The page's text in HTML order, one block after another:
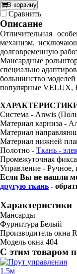
В корзину
Cравнить
Описание
Отличительная
механизм,
долговременную
Мансардные
специально
большинство
популярные VELUX,
Система - Anwis
Материал карниза -
Материал
Материал нижней
Полотно - Ткань -
Промежуточная
Управление - Ручное,
Если Вы не нашли
другую ткань -
Характеристики
Мансарды
Фурнитура Белый
Производитель окна
Модель окна 404
C этим товаром